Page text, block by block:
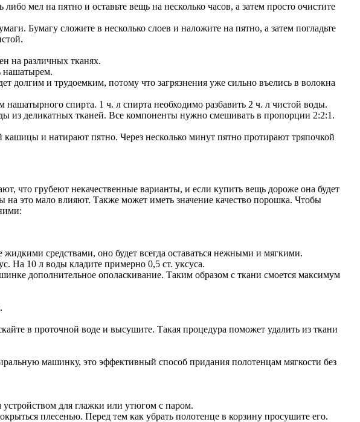
мел на пятно и оставьте вещь на несколько часов, а затем просто очистите
Бумагу сложите в несколько слоев и наложите на пятно, а затем погладьте
на различных тканях.
нашатырем.
и трудоемким, потому что загрязнения уже сильно въелись в волокна
спирта. 1 ч. л спирта необходимо разбавить 2 ч. л чистой воды.
из деликатных тканей. Все компоненты нужно смешивать в пропорции 2:2:1.
и натирают пятно. Через несколько минут пятно протирают тряпочкой
что грубеют некачественные варианты, и если купить вещь дороже она будет
на это мало влияют. Также может иметь значение качество порошка. Чтобы
средствами, оно будет всегда оставаться нежными и мягкими.
На 10 л воды кладите примерно 0,5 ст. уксуса.
дополнительное ополаскивание. Таким образом с ткани смоется максимум
в проточной воде и высушите. Такая процедура поможет удалить из ткани
машинку, это эффективный способ придания полотенцам мягкости без
для глажки или утюгом с паром.
плесенью. Перед тем как убрать полотенце в корзину просушите его.